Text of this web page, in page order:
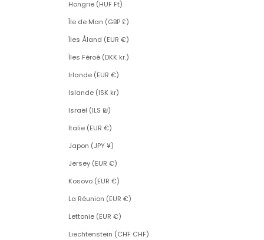
Hongrie (HUF Ft)
Île de Man (GBP £)
Îles Åland (EUR €)
Îles Féroé (DKK kr.)
Irlande (EUR €)
Islande (ISK kr)
Israël (ILS ₪)
Italie (EUR €)
Japon (JPY ¥)
Jersey (EUR €)
Kosovo (EUR €)
La Réunion (EUR €)
Lettonie (EUR €)
Liechtenstein (CHF CHF)